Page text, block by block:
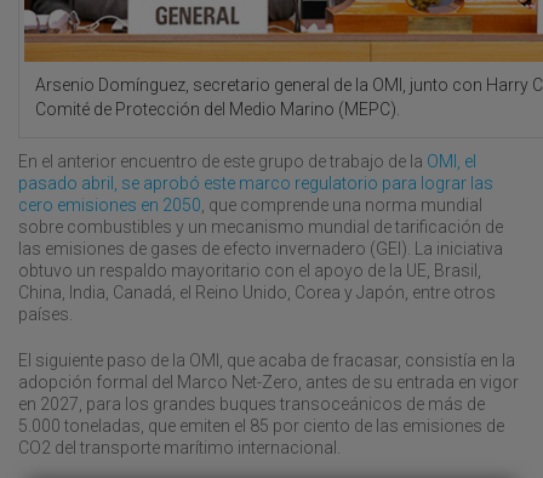
Arsenio Domínguez, secretario general de la OMI, junto con Harry
Comité de Protección del Medio Marino (MEPC).
En el anterior encuentro de este grupo de trabajo de la OMI, el
pasado abril, se aprobó este marco regulatorio para lograr las
cero emisiones en 2050, que comprende una norma mundial
sobre combustibles y un mecanismo mundial de tarificación de
las emisiones de gases de efecto invernadero (GEI). La iniciativa
obtuvo un respaldo mayoritario con el apoyo de la UE, Brasil,
China, India, Canadá, el Reino Unido, Corea y Japón, entre otros
países.
El siguiente paso de la OMI, que acaba de fracasar, consistía en la
adopción formal del Marco Net-Zero, antes de su entrada en vigor
en 2027, para los grandes buques transoceánicos de más de
5.000 toneladas, que emiten el 85 por ciento de las emisiones de
CO2 del transporte marítimo internacional.